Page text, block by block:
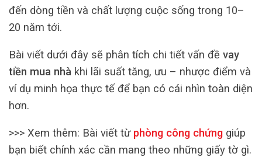
đến dòng tiền và chất lượng cuộc sống trong 10–
20 năm tới.
Bài viết dưới đây sẽ phân tích chi tiết vấn đề vay
tiền mua nhà khi lãi suất tăng, ưu – nhược điểm và
ví dụ minh họa thực tế để bạn có cái nhìn toàn diện
hơn.
>>> Xem thêm: Bài viết từphòng công chứng giúp
bạn biết chính xác cần mang theo những giấy tờ gì.